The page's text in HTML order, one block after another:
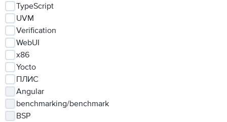
TypeScript
UVM
Verification
WebUI
x86
Yocto
ПЛИС
Angular
benchmarking/benchmark
BSP